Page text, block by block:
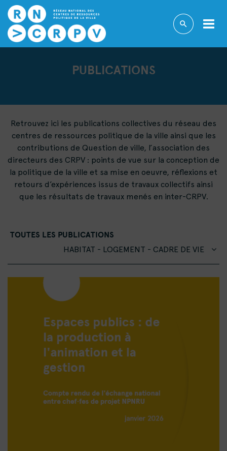
PUBLICATIONS
Retrouvez ici les publications collectives du réseau des
centres de ressources politique de la ville ainsi que les
contributions de Question de ville, l’association des
directeurs des CRPV : points de vue sur la conception de
la politique de la ville et sa mise en oeuvre, réflexions et
retours d’expériences issus de travaux collectifs ainsi
que les résultats de travaux menés en inter-CRPV.
TOUTES LES PUBLICATIONS
HABITAT - LOGEMENT - CADRE DE VIE